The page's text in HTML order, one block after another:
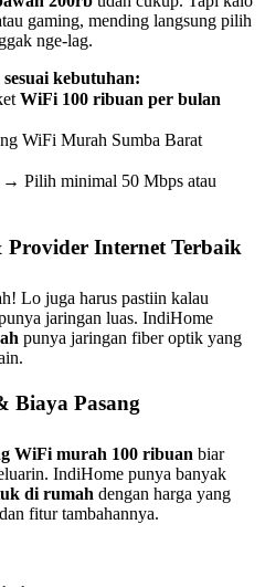
gaming, mending langsung pilih
nge-lag.
kebutuhan:
WiFi 100 ribuan per bulan
WiFi Murah Sumba Barat
→ Pilih minimal 50 Mbps atau
Provider Internet Terbaik
Lo juga harus pastiin kalau
jaringan luas. IndiHome
punya jaringan fiber optik yang
Biaya Pasang
WiFi murah 100 ribuan biar
IndiHome punya banyak
di rumah dengan harga yang
fitur tambahannya.